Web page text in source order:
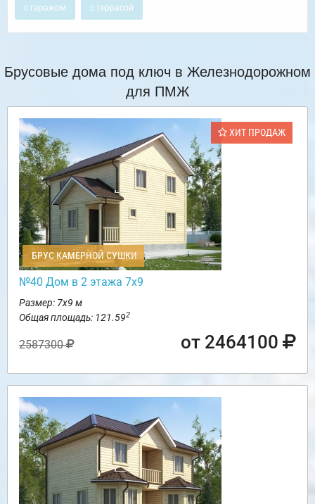
с гаражом с террасой
Брусовые дома под ключ в Железнодорожном
для ПМЖ
ХИТ ПРОДАЖ
БРУС КАМЕРНОЙ СУШКИ
№40 Дом в 2 этажа 7х9
Размер: 7х9 м
Общая площадь: 121.592
2587300 от 2464100